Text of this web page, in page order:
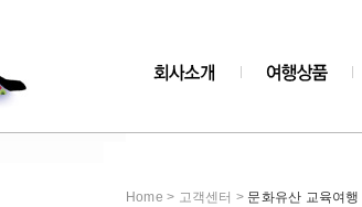
Home > 고객센터 > 문화유산 교육여행